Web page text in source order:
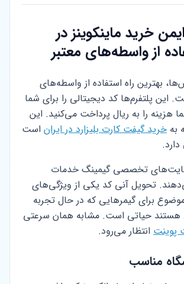
خرید ماینکوینز در
از واسطه‌های معتبر
بهترین راه استفاده از واسطه‌های
این پلتفرم‌ها کد دیجیتالی را برای شما
هزینه را به ریال پرداخت می‌کنید. این
به خرید گیفت کارت بلیزارد در ایران است
۱۴۰۵، سایت‌های تخصصی گیمینگ خدمات
تحویل آنی کد یکی از ویژگی‌های
برای گیمرهایی که در حال تجربه
هستند حیاتی است. مشابه همان سرعتی
پوینت انتظار می‌رود.
مناسب